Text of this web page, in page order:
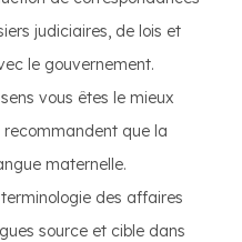
judiciaires, de lois et
le gouvernement.
vous êtes le mieux
que la
maternelle.
des affaires
source et cible dans